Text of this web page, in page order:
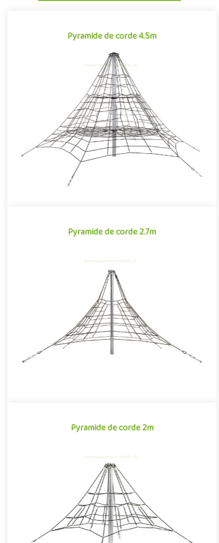
Pyramide de corde 4.5m
Pyramide de corde 4.5m
La pyramide de corde, souvent rebaptisée affectueusement
toile d'araignée par les enfants, est une structure pour aire de
jeu..
Pyramide de corde 2.7m
Pyramide de corde 2.7m
La pyramide de corde, souvent rebaptisée affectueusement
toile d'araignée par les enfants, est une structure pour aire de
jeu..
Pyramide de corde 2m
Pyramide de corde 2m
La pyramide de corde, souvent rebaptisée affectueusement
toile d'araignée par les enfants, est une structure pour aire de
jeu..